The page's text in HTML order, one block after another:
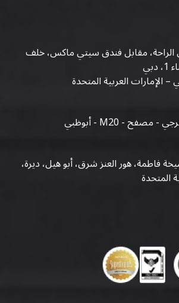
18، مبنى الراحة، مقابل فندق سيتي ماكس، خلف
الشيخة فاطمة، هور العنز شرق، أبو هيل، ديرة،
المتحدة